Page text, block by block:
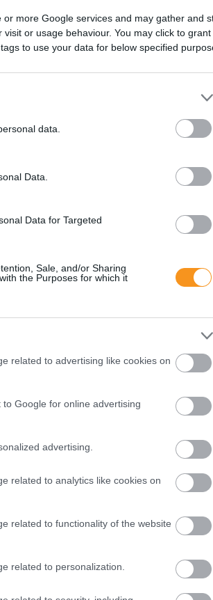
more Google services and may gather and
or usage behaviour. You may click to
to use your data for below specified
data.
Data.
Data for Targeted
Sale, and/or Sharing
the Purposes for which it
related to advertising like cookies on
Google for online advertising
advertising.
related to analytics like cookies on
related to functionality of the website
related to personalization.
Nem
helyzet
látni,
nézni vagy
A
Magyarország
útvonalat,
része.
Eltűnt
gyerek
egy. Az
nemcsak
krízisek is
Sok